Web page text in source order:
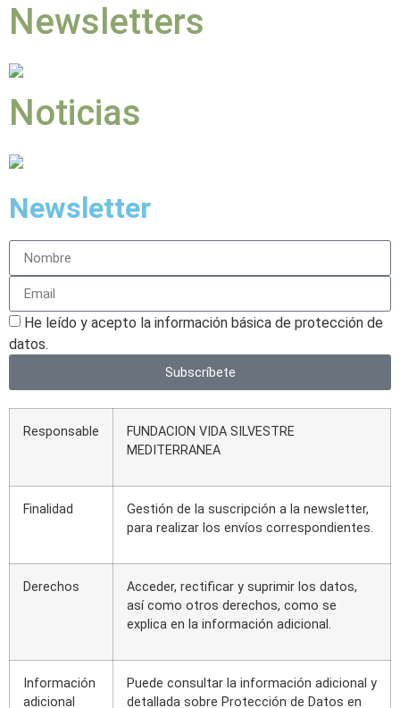
Newsletters
Noticias
Newsletter
He leído y acepto la información básica de protección de
datos.
Subscríbete
Responsable
FUNDACION VIDA SILVESTRE
MEDITERRANEA
Finalidad
Gestión de la suscripción a la newsletter,
para realizar los envíos correspondientes.
Derechos
Acceder, rectificar y suprimir los datos,
así como otros derechos, como se
explica en la información adicional.
Información
adicional
Puede consultar la información adicional y
detallada sobre Protección de Datos en